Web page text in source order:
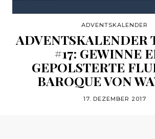
ADVENTSKALENDER
ADVENTSKALENDER
#17: GEWINNE
GEPOLSTERTE
BAROQUE VON
17. DEZEMBER 2017